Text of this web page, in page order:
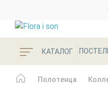
КАТАЛОГ
Полотенца